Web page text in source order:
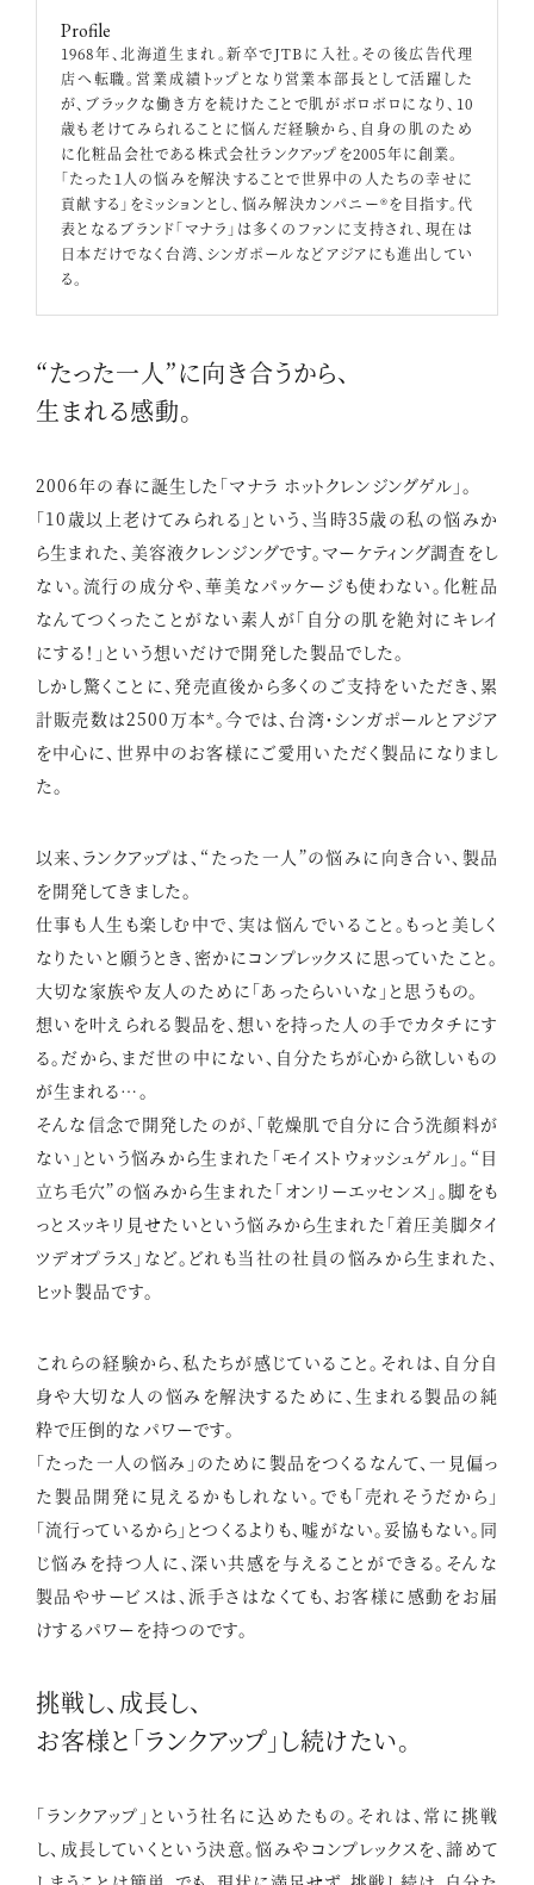
Profile
1968年、北海道生まれ。新卒でJTBに入社。その後広告代理
店へ転職。営業成績トップとなり営業本部長として活躍した
が、ブラックな働き方を続けたことで肌がボロボロになり、10
歳も老けてみられることに悩んだ経験から、自身の肌のため
に化粧品会社である株式会社ランクアップを2005年に創業。
「たった１人の悩みを解決することで世界中の人たちの幸せに
貢献する」をミッションとし、悩み解決カンパニー®を目指す。代
表となるブランド「マナラ」は多くのファンに支持され、現在は
日本だけでなく台湾、シンガポールなどアジアにも進出してい
る。
“たった一人”に向き合うから、
生まれる感動。
2006年の春に誕生した「マナラ ホットクレンジングゲル」。
「10歳以上老けてみられる」という、当時35歳の私の悩みか
ら生まれた、美容液クレンジングです。マーケティング調査をし
ない。流行の成分や、華美なパッケージも使わない。化粧品
なんてつくったことがない素人が「自分の肌を絶対にキレイ
にする！」という想いだけで開発した製品でした。
しかし驚くことに、発売直後から多くのご支持をいただき、累
計販売数は2500万本*。今では、台湾・シンガポールとアジア
を中心に、世界中のお客様にご愛用いただく製品になりまし
た。
以来、ランクアップは、“たった一人”の悩みに向き合い、製品
を開発してきました。
仕事も人生も楽しむ中で、実は悩んでいること。もっと美しく
なりたいと願うとき、密かにコンプレックスに思っていたこと。
大切な家族や友人のために「あったらいいな」と思うもの。
想いを叶えられる製品を、想いを持った人の手でカタチにす
る。だから、まだ世の中にない、自分たちが心から欲しいもの
が生まれる…。
そんな信念で開発したのが、「乾燥肌で自分に合う洗顔料が
ない」という悩みから生まれた「モイストウォッシュゲル」。“目
立ち毛穴”の悩みから生まれた「オンリーエッセンス」。脚をも
っとスッキリ見せたいという悩みから生まれた「着圧美脚タイ
ツデオプラス」など。どれも当社の社員の悩みから生まれた、
ヒット製品です。
これらの経験から、私たちが感じていること。それは、自分自
身や大切な人の悩みを解決するために、生まれる製品の純
粋で圧倒的なパワーです。
「たった一人の悩み」のために製品をつくるなんて、一見偏っ
た製品開発に見えるかもしれない。でも「売れそうだから」
「流行っているから」とつくるよりも、嘘がない。妥協もない。同
じ悩みを持つ人に、深い共感を与えることができる。そんな
製品やサービスは、派手さはなくても、お客様に感動をお届
けするパワーを持つのです。
挑戦し、成長し、
お客様と「ランクアップ」し続けたい。
「ランクアップ」という社名に込めたもの。それは、常に挑戦
し、成長していくという決意。悩みやコンプレックスを、諦めて